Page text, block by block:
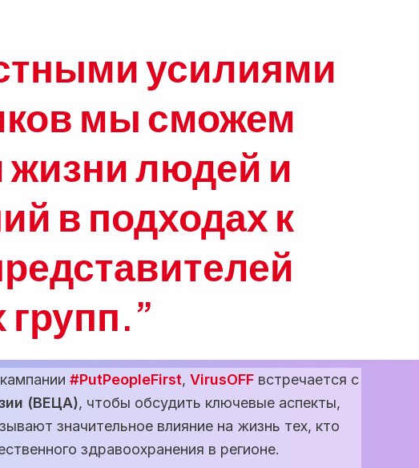
усилиями
мы сможем
жизни людей и
в подходах к
#PutPeopleFirst, VirusOFF встречается с
(ВЕЦА), чтобы обсудить ключевые аспекты,
значительное влияние на жизнь тех, кто
здравоохранения в регионе.